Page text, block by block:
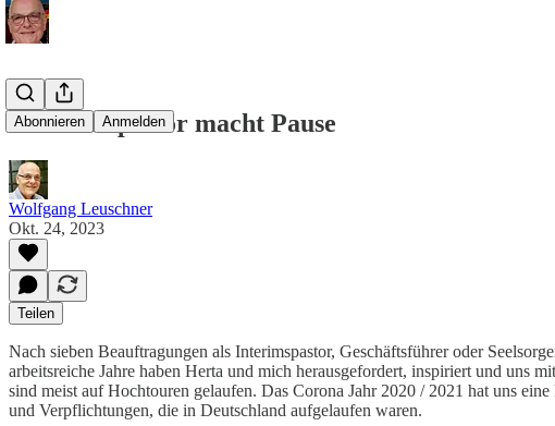
Abonnieren Anmelden
Der Reisepastor macht Pause
Wolfgang Leuschner
Okt. 24, 2023
Teilen
Nach sieben Beauftragungen als Interimspastor, Geschäftsführer oder
arbeitsreiche Jahre haben Herta und mich herausgefordert, inspiriert und uns
sind meist auf Hochtouren gelaufen. Das Corona Jahr 2020 / 2021 hat uns
und Verpflichtungen, die in Deutschland aufgelaufen waren.